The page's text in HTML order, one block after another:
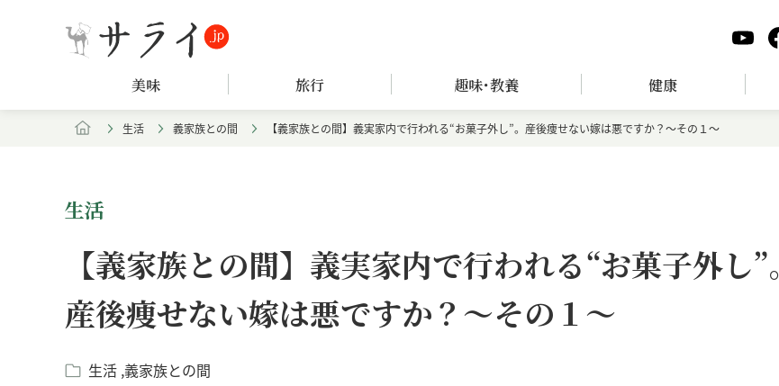
美味 旅行 趣味･教養 健康
生活 義家族との間 【義家族との間】義実家内で行われる“お菓子外し”。産後痩せない嫁は悪ですか？～その１～
生活
【義家族との間】義実家内で行われる“お菓子外し”。
産後痩せない嫁は悪ですか？～その１～
生活 義家族との間